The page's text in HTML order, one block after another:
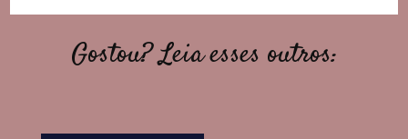
Gostou? Leia esses outros: